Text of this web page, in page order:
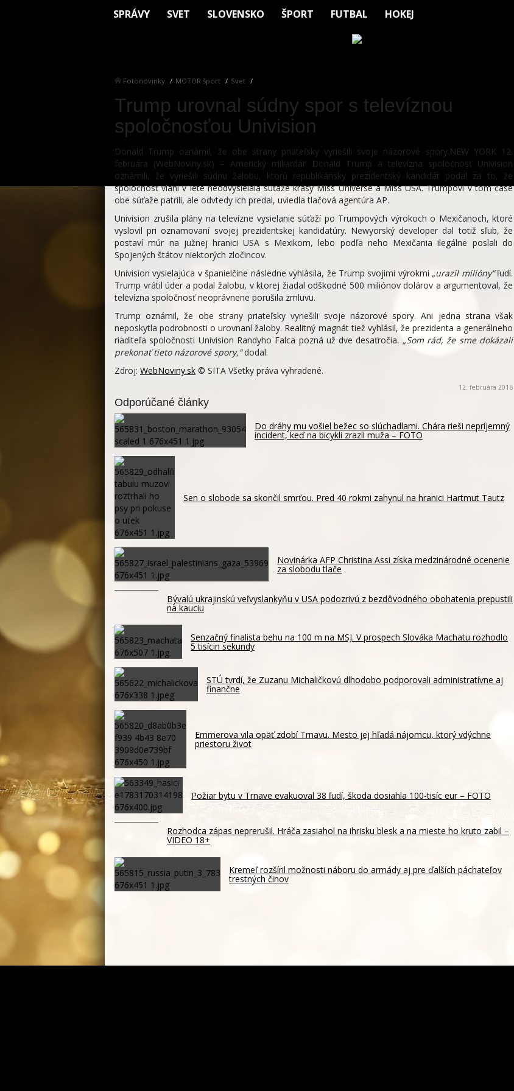
SPRÁVY SVET SLOVENSKO ŠPORT FUTBAL HOKEJ
Fotonovinky MOTOR šport Svet
Trump urovnal súdny spor s televíznou
spoločnosťou Univision
Donald Trump oznámil, že obe strany priateľsky vyriešili svoje názorové spory.NEW YORK 12.
februára (WebNoviny.sk) – Americký miliardár Donald Trump a televízna spoločnosť Univision
oznámili, že vyriešili súdnu žalobu, ktorú republikánsky prezidentský kandidát podal za to, že
spoločnosť vlani v lete neodvysielala súťaže krásy Miss Universe a Miss USA. Trumpovi v tom čase
obe súťaže patrili, ale odvtedy ich predal, uviedla tlačová agentúra AP.
Univision zrušila plány na televízne vysielanie súťaží po Trumpových výrokoch o Mexičanoch, ktoré
vyslovil pri oznamovaní svojej prezidentskej kandidatúry. Newyorský developer dal totiž sľub, že
postaví múr na južnej hranici USA s Mexikom, lebo podľa neho Mexičania ilegálne poslali do
Spojených štátov niektorých zločincov.
Univision vysielajúca v španielčine následne vyhlásila, že Trump svojimi výrokmi „urazil milióny“ľudí.
Trump vrátil úder a podal žalobu, v ktorej žiadal odškodné 500 miliónov dolárov a argumentoval, že
televízna spoločnosť neoprávnene porušila zmluvu.
Trump oznámil, že obe strany priateľsky vyriešili svoje názorové spory. Ani jedna strana však
neposkytla podrobnosti o urovnaní žaloby. Realitný magnát tiež vyhlásil, že prezidenta a generálneho
riaditeľa spoločnosti Univision Randyho Falca pozná už dve desaťročia. „Som rád, že sme dokázali
prekonať tieto názorové spory,“dodal.
Zdroj: WebNoviny.sk © SITA Všetky práva vyhradené.
12. februára 2016
Odporúčané články
Do dráhy mu vošiel bežec so slúchadlami. Chára rieši nepríjemný
incident, keď na bicykli zrazil muža – FOTO
Sen o slobode sa skončil smrťou. Pred 40 rokmi zahynul na hranici Hartmut Tautz
Novinárka AFP Christina Assi získa medzinárodné ocenenie
za slobodu tlače
Bývalú ukrajinskú veľvyslankyňu v USA podozrivú z bezdôvodného obohatenia prepustili
na kauciu
Senzačný finalista behu na 100 m na MSJ. V prospech Slováka Machatu rozhodlo
5 tisícin sekundy
STÚ tvrdí, že Zuzanu Michaličkovú dlhodobo podporovali administratívne aj
finančne
Emmerova vila opäť zdobí Trnavu. Mesto jej hľadá nájomcu, ktorý vdýchne
priestoru život
Požiar bytu v Trnave evakuoval 38 ľudí, škoda dosiahla 100-tisíc eur – FOTO
Rozhodca zápas neprerušil. Hráča zasiahol na ihrisku blesk a na mieste ho kruto zabil –
VIDEO 18+
Kremeľ rozšíril možnosti náboru do armády aj pre ďalších páchateľov
trestných činov